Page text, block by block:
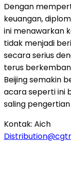
Dengan
keuangan,
ini menawarkan
tidak menjadi
secara serius
terus
Beijing semakin
acara seperti ini
saling
Kontak: Aich